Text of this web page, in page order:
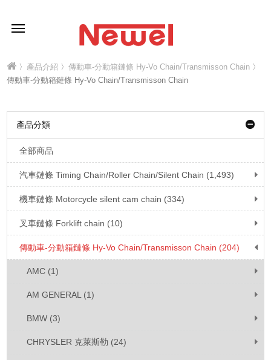
〉 產品介紹 〉傳動車-分動箱鏈條 Hy-Vo Chain/Transmisson Chain 〉
傳動車-分動箱鏈條 Hy-Vo Chain/Transmisson Chain
產品分類
全部商品
汽車鏈條 Timing Chain/Roller Chain/Silent Chain (1,493)
機車鏈條 Motorcycle silent cam chain (334)
叉車鏈條 Forklift chain (10)
傳動車-分動箱鏈條 Hy-Vo Chain/Transmisson Chain (204)
AMC (1)
AM GENERAL (1)
BMW (3)
CHRYSLER 克萊斯勒 (24)